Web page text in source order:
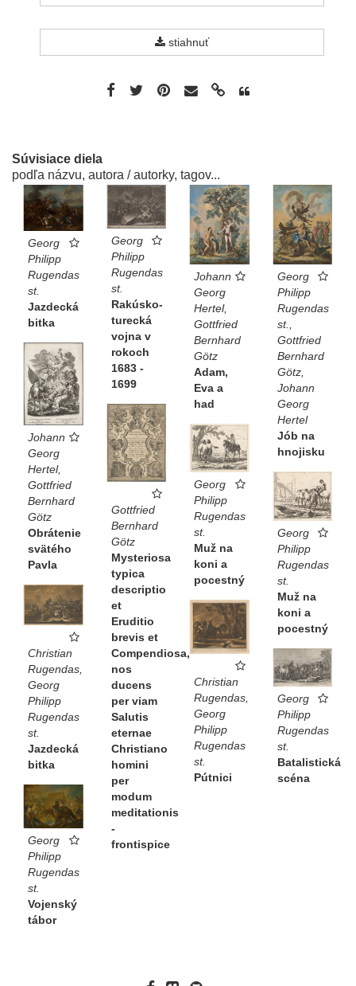
stiahnuť
Súvisiace diela
podľa názvu, autora / autorky, tagov...
Georg
Philipp
Rugendas
st.
Jazdecká
bitka
Georg
Philipp
Rugendas
st.
Rakúsko-
turecká
vojna v
rokoch
1683 -
1699
Johann
Georg
Hertel,
Gottfried
Bernhard
Götz
Adam,
Eva a
had
Georg
Philipp
Rugendas
st.,
Gottfried
Bernhard
Götz,
Johann
Georg
Hertel
Jób na
hnojisku
Johann
Georg
Hertel,
Gottfried
Bernhard
Götz
Obrátenie
svätého
Pavla
Gottfried
Bernhard
Götz
Mysteriosa
typica
descriptio
et
Eruditio
brevis et
Compendiosa,
nos
ducens
per viam
Salutis
eternae
Christiano
homini
per
modum
meditationis
-
frontispice
Georg
Philipp
Rugendas
st.
Muž na
koni a
pocestný
Georg
Philipp
Rugendas
st.
Muž na
koni a
pocestný
Christian
Rugendas,
Georg
Philipp
Rugendas
st.
Jazdecká
bitka
Christian
Rugendas,
Georg
Philipp
Rugendas
st.
Pútnici
Georg
Philipp
Rugendas
st.
Batalistická
scéna
Georg
Philipp
Rugendas
st.
Vojenský
tábor